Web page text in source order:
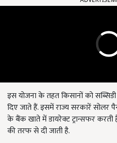
इस योजना के तहत किसानों को
दिए जाते हैं. इसमें राज्य सरकारें सोलर
के बैंक खाते में डायरेक्ट ट्रान्सफर करती
की तरफ से दी जाती है.